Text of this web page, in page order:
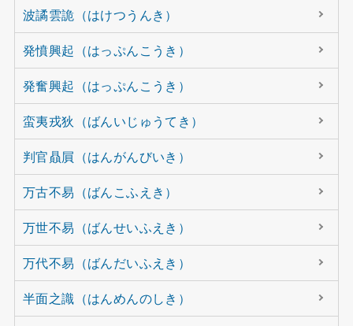
波譎雲詭（はけつうんき）
発憤興起（はっぷんこうき）
発奮興起（はっぷんこうき）
蛮夷戎狄（ばんいじゅうてき）
判官贔屓（はんがんびいき）
万古不易（ばんこふえき）
万世不易（ばんせいふえき）
万代不易（ばんだいふえき）
半面之識（はんめんのしき）